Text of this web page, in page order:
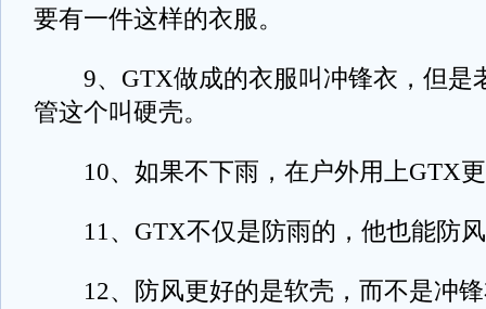
要有一件这样的衣服。
9、GTX做成的衣服叫冲锋衣，但是
管这个叫硬壳。
10、如果不下雨，在户外用上GTX更
11、GTX不仅是防雨的，他也能防
12、防风更好的是软壳，而不是冲锋